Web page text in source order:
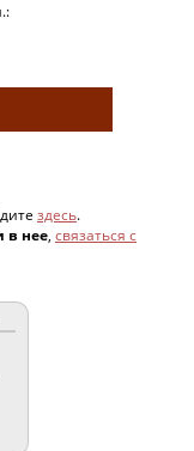
здесь.
в нее, связаться с